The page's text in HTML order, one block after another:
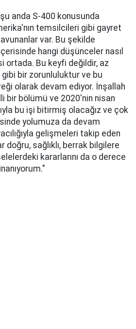
anda S-400 konusunda
temsilcileri gibi gayret
var. Bu şekilde
hangi düşünceler nasıl
ortada. Bu keyfi değildir, az
bir zorunluluktur ve bu
olarak devam ediyor. İnşallah
bir bölümü ve 2020'nin nisan
bu işi bitirmiş olacağız ve çok
yolumuza da devam
gelişmeleri takip eden
doğru, sağlıklı, berrak bilgilere
kararlarını da o derece